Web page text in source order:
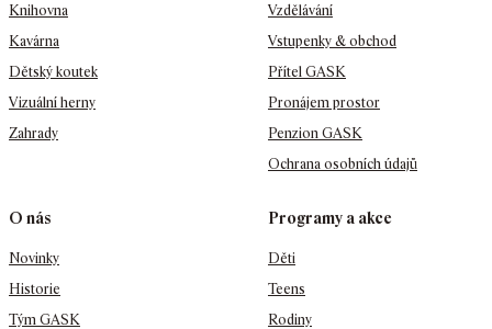
Knihovna
Kavárna
Dětský koutek
Vizuální herny
Zahrady
Vzdělávání
Vstupenky & obchod
Přítel GASK
Pronájem prostor
Penzion GASK
Ochrana osobních údajů
O nás
Novinky
Historie
Tým GASK
Programy a akce
Děti
Teens
Rodiny